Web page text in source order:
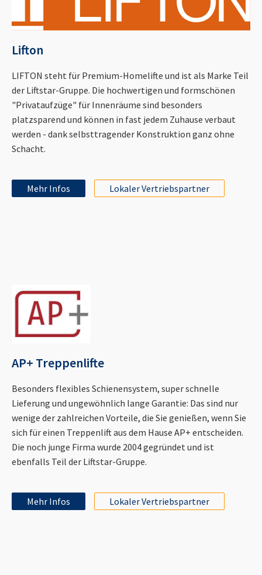
Lifton
LIFTON steht für Premium-Homelifte und ist als Marke Teil
der Liftstar-Gruppe. Die hochwertigen und formschönen
"Privataufzüge" für Innenräume sind besonders
platzsparend und können in fast jedem Zuhause verbaut
werden - dank selbsttragender Konstruktion ganz ohne
Schacht.
Mehr Infos Lokaler Vertriebspartner
AP+ Treppenlifte
Besonders flexibles Schienensystem, super schnelle
Lieferung und ungewöhnlich lange Garantie: Das sind nur
wenige der zahlreichen Vorteile, die Sie genießen, wenn Sie
sich für einen Treppenlift aus dem Hause AP+ entscheiden.
Die noch junge Firma wurde 2004 gegründet und ist
ebenfalls Teil der Liftstar-Gruppe.
Mehr Infos Lokaler Vertriebspartner